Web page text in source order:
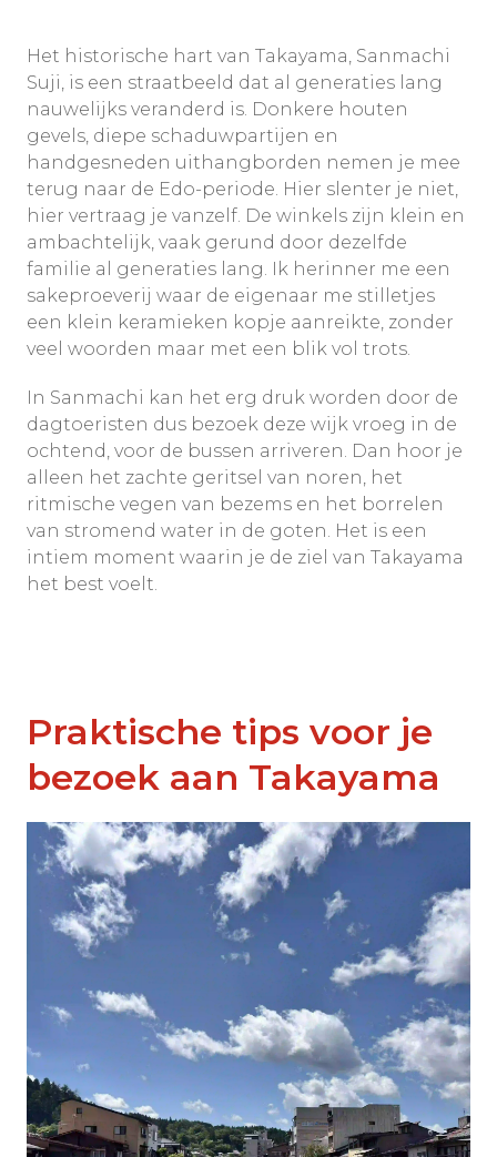
Het historische hart van Takayama, Sanmachi
Suji, is een straatbeeld dat al generaties lang
nauwelijks veranderd is. Donkere houten
gevels, diepe schaduwpartijen en
handgesneden uithangborden nemen je mee
terug naar de Edo-periode. Hier slenter je niet,
hier vertraag je vanzelf. De winkels zijn klein en
ambachtelijk, vaak gerund door dezelfde
familie al generaties lang. Ik herinner me een
sakeproeverij waar de eigenaar me stilletjes
een klein keramieken kopje aanreikte, zonder
veel woorden maar met een blik vol trots.
In Sanmachi kan het erg druk worden door de
dagtoeristen dus bezoek deze wijk vroeg in de
ochtend, voor de bussen arriveren. Dan hoor je
alleen het zachte geritsel van noren, het
ritmische vegen van bezems en het borrelen
van stromend water in de goten. Het is een
intiem moment waarin je de ziel van Takayama
het best voelt.
Praktische tips voor je
bezoek aan Takayama